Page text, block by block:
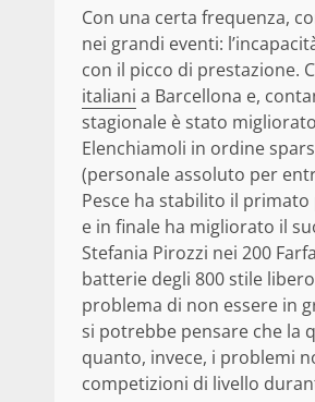
Con una certa frequenza,
nei grandi eventi:
con il picco di prestazione.
italiani a Barcellona e,
stagionale è stato
Elenchiamoli in ordine
(personale assoluto per
Pesce ha stabilito il
e in finale ha migliorato il
Stefania Pirozzi nei 200
batterie degli 800 stile
problema di non essere in
si potrebbe pensare che la
quanto, invece, i problemi
competizioni di livello